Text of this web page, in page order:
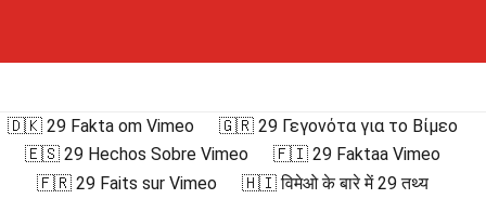
🇩🇰 29 Fakta om Vimeo
🇬🇷 29 Γεγονότα για το Βίμεο
🇪🇸 29 Hechos Sobre Vimeo
🇫🇮 29 Faktaa Vimeo
🇫🇷 29 Faits sur Vimeo
🇭🇮 विमेओ के बारे में 29 तथ्य